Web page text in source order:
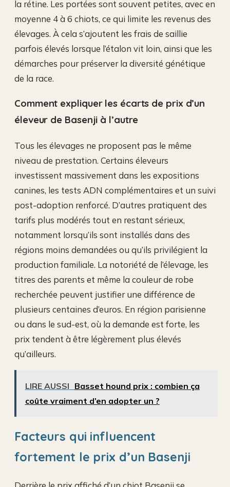
la rétine. Les portées sont souvent petites, avec en
moyenne 4 à 6 chiots, ce qui limite les revenus des
élevages. À cela s’ajoutent les frais de saillie
parfois élevés lorsque l’étalon vit loin, ainsi que les
démarches pour préserver la diversité génétique
de la race.
Comment expliquer les écarts de prix d’un
éleveur de Basenji à l’autre
Tous les élevages ne proposent pas le même
niveau de prestation. Certains éleveurs
investissent massivement dans les expositions
canines, les tests ADN complémentaires et un suivi
post-adoption renforcé. D’autres pratiquent des
tarifs plus modérés tout en restant sérieux,
notamment lorsqu’ils sont installés dans des
régions moins demandées ou qu’ils privilégient la
production familiale. La notoriété de l’élevage, les
titres des parents et même la couleur de robe
recherchée peuvent justifier une différence de
plusieurs centaines d’euros. En région parisienne
ou dans le sud-est, où la demande est forte, les
prix tendent à être légèrement plus élevés
qu’ailleurs.
LIRE AUSSI Basset hound prix : combien ça
coûte vraiment d’en adopter un ?
Facteurs qui influencent
fortement le prix d’un Basenji